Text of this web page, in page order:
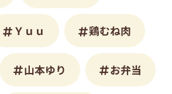
Ｙｕｕ 鶏むね肉
山本ゆり お弁当